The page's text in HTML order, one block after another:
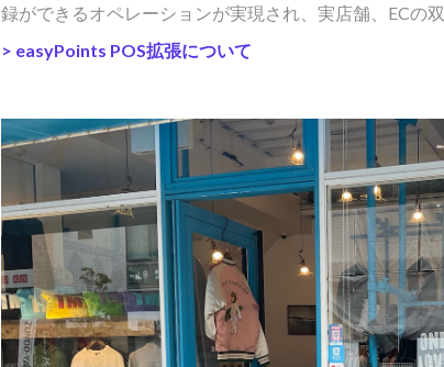
録ができるオペレーションが実現され、実店舗、ECの
> easyPoints POS拡張について